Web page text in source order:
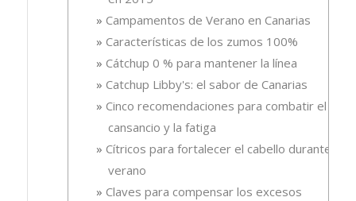
Campamentos de Verano en Canarias
Características de los zumos 100%
Cátchup 0 % para mantener la línea
Catchup Libby's: el sabor de Canarias
Cinco recomendaciones para combatir el
cansancio y la fatiga
Cítricos para fortalecer el cabello durante el
verano
Claves para compensar los excesos